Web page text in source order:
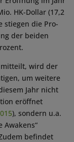
HK-Dollar (17,2
stiegen die Pro-
der beiden
wird der
um weitere
Jahr nicht
eröffnet
), sondern u.a.
Awakens“
befindet